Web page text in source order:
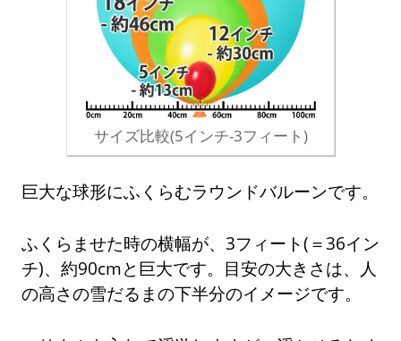
サイズ比較(5インチ-3フィート)
巨大な球形にふくらむラウンドバルーンです。
ふくらませた時の横幅が、3フィート(＝36イン
チ)、約90cmと巨大です。目安の大きさは、人
の高さの雪だるまの下半分のイメージです。